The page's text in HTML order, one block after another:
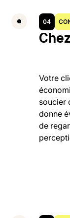
04
Votre
soucier
donne
de